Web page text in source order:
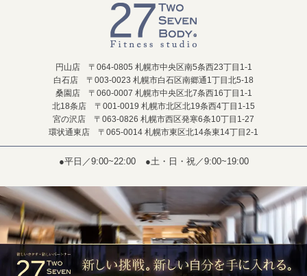
円山店 〒064-0805 札幌市中央区南5条西23丁目1-1
白石店 〒003-0023 札幌市白石区南郷通1丁目北5-18
桑園店 〒060-0007 札幌市中央区北7条西16丁目1-1
北18条店 〒001-0019 札幌市北区北19条西4丁目1-15
宮の沢店 〒063-0826 札幌市西区発寒6条10丁目1-27
環状通東店 〒065-0014 札幌市東区北14条東14丁目2-1
●平日／9:00~22:00 ●土・日・祝／9:00~19:00